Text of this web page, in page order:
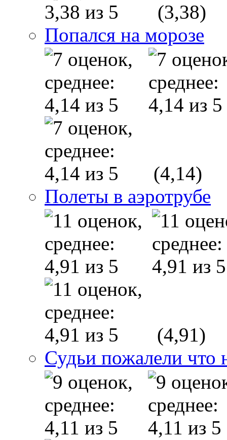
(3,38)
Попался на морозе
(4,14)
Полеты в аэротрубе
(4,91)
Судьи пожалели что